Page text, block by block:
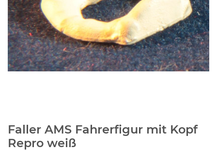
Faller AMS Fahrerfigur mit Kopf
Repro weiß